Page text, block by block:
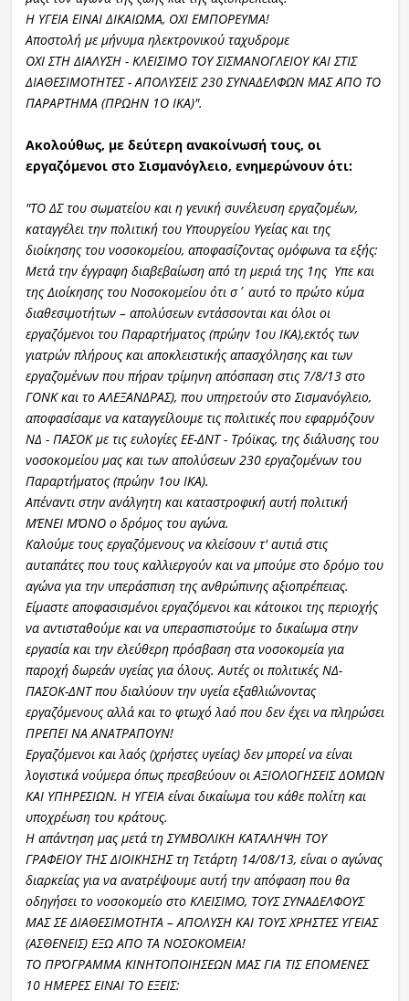
Η ΥΓΕΙΑ ΕΙΝΑΙ ΔΙΚΑΙΩΜΑ, ΟΧΙ ΕΜΠΟΡΕΥΜΑ!
Αποστολή με μήνυμα ηλεκτρονικού ταχυδρομε
ΟΧΙ ΣΤΗ ΔΙΑΛΥΣΗ - ΚΛΕΙΣΙΜΟ ΤΟΥ ΣΙΣΜΑΝΟΓΛΕΙΟΥ ΚΑΙ ΣΤΙΣ
ΔΙΑΘΕΣΙΜΟΤΗΤΕΣ - ΑΠΟΛΥΣΕΙΣ 230 ΣΥΝΑΔΕΛΦΩΝ ΜΑΣ ΑΠΟ ΤΟ
ΠΑΡΑΡΤΗΜΑ (ΠΡΩΗΝ 1Ο ΙΚΑ)".
Ακολούθως, με δεύτερη ανακοίνωσή τους, οι
εργαζόμενοι στο Σισμανόγλειο, ενημερώνουν ότι:
"ΤΟ ΔΣ του σωματείου και η γενική συνέλευση εργαζομέων,
καταγγέλει την πολιτική του Υπουργείου Υγείας και της
διοίκησης του νοσοκομείου, αποφασίζοντας ομόφωνα τα εξής:
Μετά την έγγραφη διαβεβαίωση από τη μεριά της 1ης Υπε και
της Διοίκησης του Νοσοκομείου ότι σ΄ αυτό το πρώτο κύμα
διαθεσιμοτήτων – απολύσεων εντάσσονται και όλοι οι
εργαζόμενοι του Παραρτήματος (πρώην 1ου ΙΚΑ),εκτός των
γιατρών πλήρους και αποκλειστικής απασχόλησης και των
εργαζομένων που πήραν τρίμηνη απόσπαση στις 7/8/13 στο
ΓΟΝΚ και το ΑΛΕΞΑΝΔΡΑΣ), που υπηρετούν στο Σισμανόγλειο,
αποφασίσαμε να καταγγείλουμε τις πολιτικές που εφαρμόζουν
ΝΔ - ΠΑΣΟΚ με τις ευλογίες ΕΕ-ΔΝΤ - Τρόϊκας, της διάλυσης του
νοσοκομείου μας και των απολύσεων 230 εργαζομένων του
Παραρτήματος (πρώην 1ου ΙΚΑ).
Απέναντι στην ανάλγητη και καταστροφική αυτή πολιτική
ΜΈΝΕΙ ΜΌΝΟ ο δρόμος του αγώνα.
Καλούμε τους εργαζόμενους να κλείσουν τ' αυτιά στις
αυταπάτες που τους καλλιεργούν και να μπούμε στο δρόμο του
αγώνα για την υπεράσπιση της ανθρώπινης αξιοπρέπειας.
Είμαστε αποφασισμένοι εργαζόμενοι και κάτοικοι της περιοχής
να αντισταθούμε και να υπερασπιστούμε το δικαίωμα στην
εργασία και την ελεύθερη πρόσβαση στα νοσοκομεία για
παροχή δωρεάν υγείας για όλους. Αυτές οι πολιτικές ΝΔ-
ΠΑΣΟΚ-ΔΝΤ που διαλύουν την υγεία εξαθλιώνοντας
εργαζόμενους αλλά και το φτωχό λαό που δεν έχει να πληρώσει
ΠΡΕΠΕΙ ΝΑ ΑΝΑΤΡΑΠΟΥΝ!
Εργαζόμενοι και λαός (χρήστες υγείας) δεν μπορεί να είναι
λογιστικά νούμερα όπως πρεσβεύουν οι ΑΞΙΟΛΟΓΗΣΕΙΣ ΔΟΜΩΝ
ΚΑΙ ΥΠΗΡΕΣΙΩΝ. Η ΥΓΕΙΑ είναι δικαίωμα του κάθε πολίτη και
υποχρέωση του κράτους.
Η απάντηση μας μετά τη ΣΥΜΒΟΛΙΚΗ ΚΑΤΑΛΗΨΗ ΤΟΥ
ΓΡΑΦΕΙΟΥ ΤΗΣ ΔΙΟΙΚΗΣΗΣ τη Τετάρτη 14/08/13, είναι ο αγώνας
διαρκείας για να ανατρέψουμε αυτή την απόφαση που θα
οδηγήσει το νοσοκομείο στο ΚΛΕΙΣΙΜΟ, ΤΟΥΣ ΣΥΝΑΔΕΛΦΟΥΣ
ΜΑΣ ΣΕ ΔΙΑΘΕΣΙΜΟΤΗΤΑ – ΑΠΟΛΥΣΗ ΚΑΙ ΤΟΥΣ ΧΡΗΣΤΕΣ ΥΓΕΙΑΣ
(ΑΣΘΕΝΕΙΣ) ΕΞΩ ΑΠΟ ΤΑ ΝΟΣΟΚΟΜΕΙΑ!
ΤΟ ΠΡΌΓΡΑΜΜΑ ΚΙΝΗΤΟΠΟΙΗΣΕΩΝ ΜΑΣ ΓΙΑ ΤΙΣ ΕΠΟΜΕΝΕΣ
10 ΗΜΕΡΕΣ ΕΙΝΑΙ ΤΟ ΕΞΕΙΣ: